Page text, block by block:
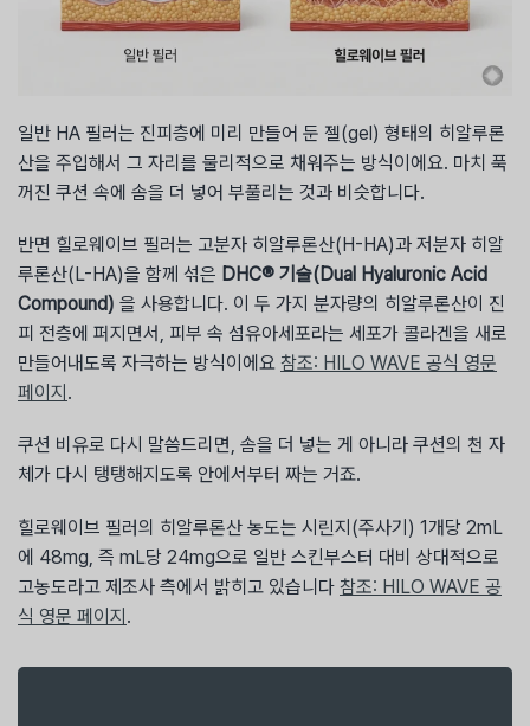
일반 HA 필러는 진피층에 미리 만들어 둔 젤(gel) 형태의 히알루론
산을 주입해서 그 자리를 물리적으로 채워주는 방식이에요. 마치 푹
꺼진 쿠션 속에 솜을 더 넣어 부풀리는 것과 비슷합니다.
반면 힐로웨이브 필러는 고분자 히알루론산(H-HA)과 저분자 히알
루론산(L-HA)을 함께 섞은 DHC® 기술(Dual Hyaluronic Acid
Compound) 을 사용합니다. 이 두 가지 분자량의 히알루론산이 진
피 전층에 퍼지면서, 피부 속 섬유아세포라는 세포가 콜라겐을 새로
만들어내도록 자극하는 방식이에요 참조: HILO WAVE 공식 영문
페이지 .
쿠션 비유로 다시 말씀드리면, 솜을 더 넣는 게 아니라 쿠션의 천 자
체가 다시 탱탱해지도록 안에서부터 짜는 거죠.
힐로웨이브 필러의 히알루론산 농도는 시린지(주사기) 1개당 2mL
에 48mg, 즉 mL당 24mg으로 일반 스킨부스터 대비 상대적으로
고농도라고 제조사 측에서 밝히고 있습니다 참조: HILO WAVE 공
식 영문 페이지 .